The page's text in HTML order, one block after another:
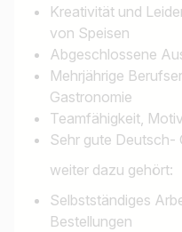
Kreativität und
von Speisen
Abgeschlossene
Mehrjährige
Gastronomie
Teamfähigkeit,
Sehr gute Deutsch-
weiter dazu gehört:
Selbstständiges
Bestellungen